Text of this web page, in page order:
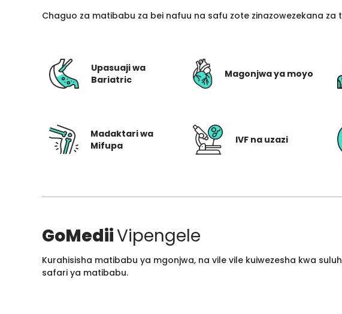
Chaguo za matibabu za bei nafuu na safu zote zinazowezekana
Upasuaji wa
Bariatric
Magonjwa ya moyo
Madaktari wa
Mifupa
IVF na uzazi
GoMediiVipengele
Kurahisisha matibabu ya mgonjwa, na vile vile kuiwezesha kwa
safari ya matibabu.